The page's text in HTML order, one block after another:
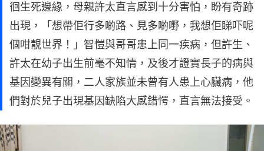
徊生死邊緣，母親許太直言感到十分害怕，盼有奇跡
出現，「想帶佢行多啲路、見多啲嘢，我想佢睇吓呢
個咁靚世界！」智愷與哥哥患上同一疾病，但許生、
許太在幼子出生前毫不知情，及後才證實長子的病與
基因變異有關，二人家族並未曾有人患上心臟病，他
們對於兒子出現基因缺陷大感錯愕，直言無法接受。